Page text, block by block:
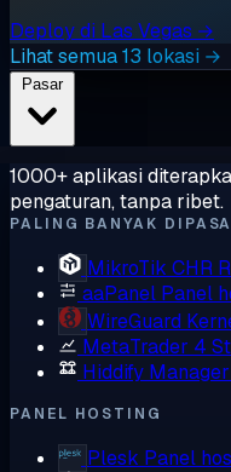
Deploy di Las Vegas →
Lihat semua 13 lokasi →
Pasar
1000+ aplikasi
pengaturan, tanpa ribet.
PALING BANYAK
MikroTik CHR
aaPanel Panel
WireGuard
MetaTrader 4
Hiddify Manager
PANEL HOSTING
Plesk Panel